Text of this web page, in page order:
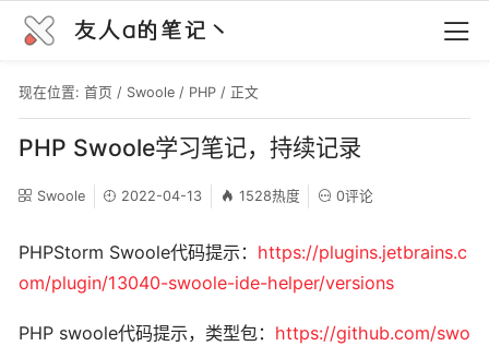
友人a的笔记丶
现在位置: 首页 / Swoole / PHP / 正文
PHP Swoole学习笔记，持续记录
Swoole 2022-04-13 1528热度 0评论
PHPStorm Swoole代码提示： https://plugins.jetbrains.c
om/plugin/13040-swoole-ide-helper/versions
PHP swoole代码提示，类型包： https://github.com/swo